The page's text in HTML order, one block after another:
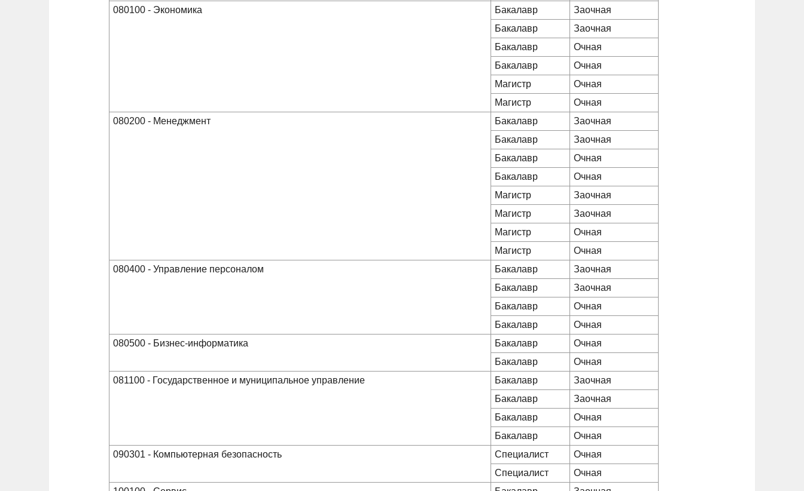
080100 - Экономика
Бакалавр
Заочная
Бакалавр
Заочная
Бакалавр
Очная
Бакалавр
Очная
Магистр
Очная
Магистр
Очная
080200 - Менеджмент
Бакалавр
Заочная
Бакалавр
Заочная
Бакалавр
Очная
Бакалавр
Очная
Магистр
Заочная
Магистр
Заочная
Магистр
Очная
Магистр
Очная
080400 - Управление персоналом
Бакалавр
Заочная
Бакалавр
Заочная
Бакалавр
Очная
Бакалавр
Очная
080500 - Бизнес-информатика
Бакалавр
Очная
Бакалавр
Очная
081100 - Государственное и муниципальное управление
Бакалавр
Заочная
Бакалавр
Заочная
Бакалавр
Очная
Бакалавр
Очная
090301 - Компьютерная безопасность
Специалист
Очная
Специалист
Очная